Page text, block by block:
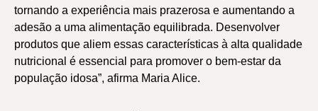
tornando a experiência mais prazerosa e aumentando a
adesão a uma alimentação equilibrada. Desenvolver
produtos que aliem essas características à alta qualidade
nutricional é essencial para promover o bem-estar da
população idosa”, afirma Maria Alice.